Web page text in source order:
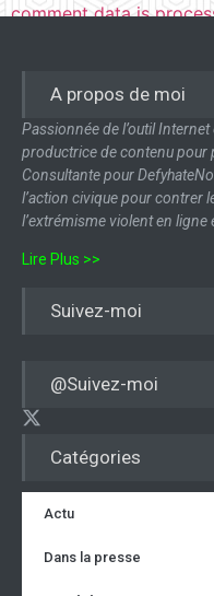
comment data is
Catégories
Actu
Dans la presse
A propos de moi
Passionnée de l’outil
productrice de contenu pour
Consultante pour
l’action civique pour contrer
l’extrémisme violent en ligne
Lire Plus >>
Suivez-moi
@Suivez-moi